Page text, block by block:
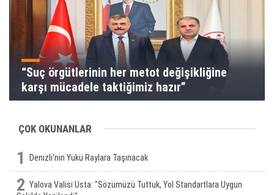
“Suç örgütlerinin her metot değişikliğine
karşı mücadele taktiğimiz hazır”
ÇOK OKUNANLAR
1 Denizli'nin Yükü Raylara Taşınacak
2 Yalova Valisi Usta: "Sözümüzü Tuttuk, Yol Standartlara Uygun